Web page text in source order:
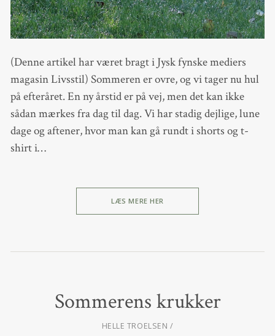
(Denne artikel har været bragt i Jysk fynske mediers
magasin Livsstil) Sommeren er ovre, og vi tager nu hul
på efteråret. En ny årstid er på vej, men det kan ikke
sådan mærkes fra dag til dag. Vi har stadig dejlige, lune
dage og aftener, hvor man kan gå rundt i shorts og t-
shirt i…
LÆS MERE HER
Sommerens krukker
HELLE TROELSEN